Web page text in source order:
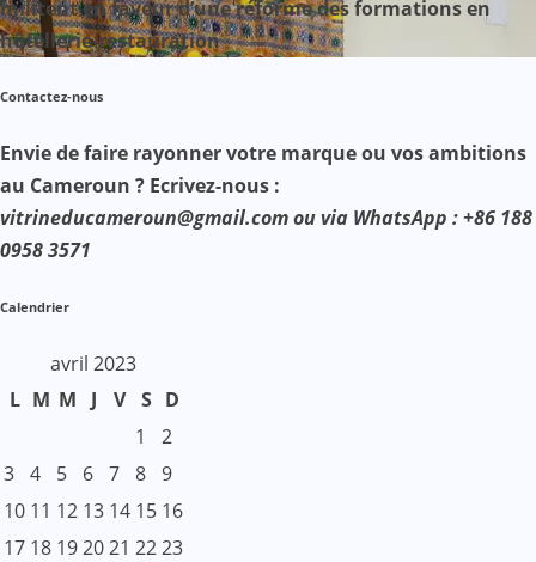
militent en faveur d’une réforme des formations en
hôtellerie-restauration
Contactez-nous
Envie de faire rayonner votre marque ou vos ambitions
au Cameroun ? Ecrivez-nous :
vitrineducameroun@gmail.com ou via WhatsApp : +86 188
0958 3571
Calendrier
avril 2023
L M M J V S D
1
2
3 4 5 6 7 8 9
10 11 12 13 14 15 16
17 18 192021 2223